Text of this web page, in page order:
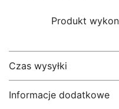
Produkt
Czas wysyłki
1-5 dni roboczych.
Informacje dodatkowe